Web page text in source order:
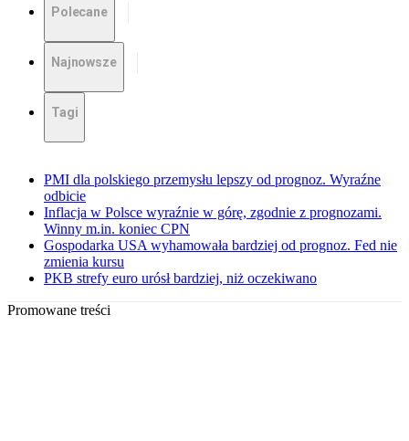
Polecane
Najnowsze
Tagi
PMI dla polskiego przemysłu lepszy od prognoz. Wyraźne
odbicie
Inflacja w Polsce wyraźnie w górę, zgodnie z prognozami.
Winny m.in. koniec CPN
Gospodarka USA wyhamowała bardziej od prognoz. Fed nie
zmienia kursu
PKB strefy euro urósł bardziej, niż oczekiwano
Promowane treści